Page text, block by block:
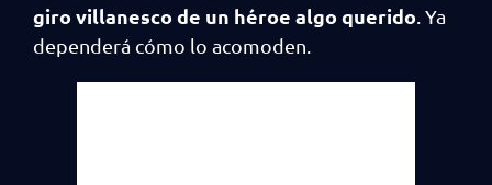
giro villanesco de un héroe algo querido . Ya
dependerá cómo lo acomoden.